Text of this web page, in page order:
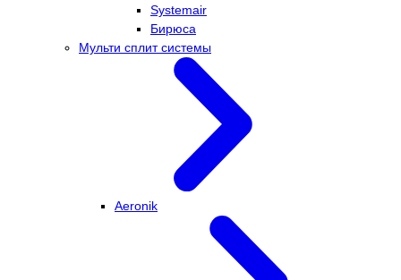
Systemair
Бирюса
Мульти сплит системы
Aeronik